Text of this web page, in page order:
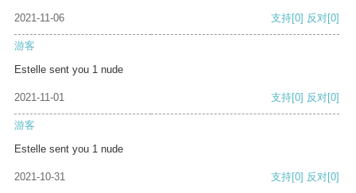
2021-11-06 支持[0] 反对[0]
游客
Estelle sent you 1 nude
2021-11-01 支持[0] 反对[0]
游客
Estelle sent you 1 nude
2021-10-31 支持[0] 反对[0]